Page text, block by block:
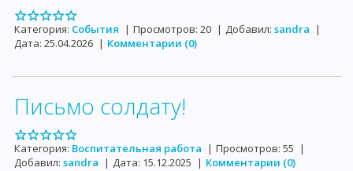
Категория: События | Просмотров: 20 | Добавил: sandra |
Дата: 25.04.2026 | Комментарии (0)
Письмо солдату!
Категория: Воспитательная работа | Просмотров: 55 |
Добавил: sandra | Дата: 15.12.2025 | Комментарии (0)